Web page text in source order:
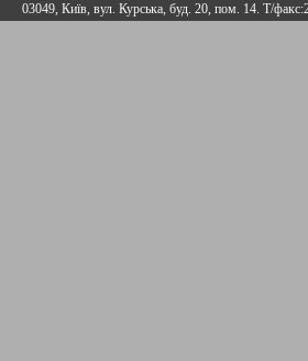
03049, Київ, вул. Курська, буд. 20, пом. 14. Т/